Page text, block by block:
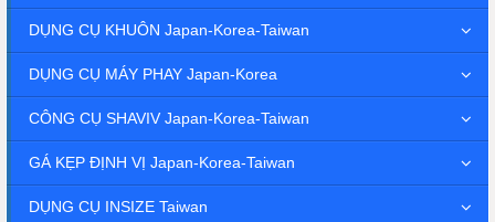
DỤNG CỤ KHUÔN Japan-Korea-Taiwan
DỤNG CỤ MÁY PHAY Japan-Korea
CÔNG CỤ SHAVIV Japan-Korea-Taiwan
GÁ KẸP ĐỊNH VỊ Japan-Korea-Taiwan
DỤNG CỤ INSIZE Taiwan